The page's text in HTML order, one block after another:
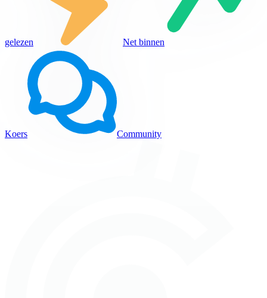
gelezen Net binnen
Koers Community